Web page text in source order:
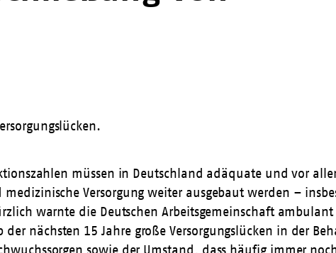
müssen in Deutschland adäquate und vor
Versorgung weiter ausgebaut werden –
warnte die Deutschen Arbeitsgemeinschaft
nächsten 15 Jahre große Versorgungs­lücken in der
sowie der Umstand, dass häufig immer